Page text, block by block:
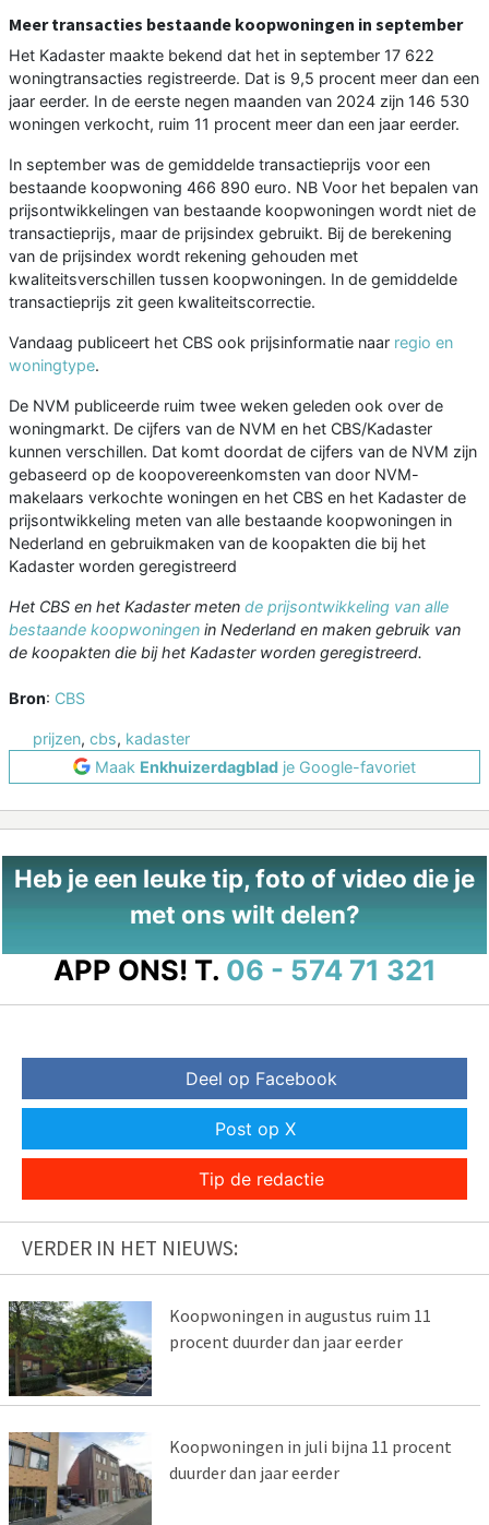
Meer transacties bestaande koopwoningen in september
Het Kadaster maakte bekend dat het in september 17 622
woningtransacties registreerde. Dat is 9,5 procent meer dan een
jaar eerder. In de eerste negen maanden van 2024 zijn 146 530
woningen verkocht, ruim 11 procent meer dan een jaar eerder.
In september was de gemiddelde transactieprijs voor een
bestaande koopwoning 466 890 euro. NB Voor het bepalen van
prijsontwikkelingen van bestaande koopwoningen wordt niet de
transactieprijs, maar de prijsindex gebruikt. Bij de berekening
van de prijsindex wordt rekening gehouden met
kwaliteitsverschillen tussen koopwoningen. In de gemiddelde
transactieprijs zit geen kwaliteitscorrectie.
Vandaag publiceert het CBS ook prijsinformatie naar regio en
woningtype.
De NVM publiceerde ruim twee weken geleden ook over de
woningmarkt. De cijfers van de NVM en het CBS/Kadaster
kunnen verschillen. Dat komt doordat de cijfers van de NVM zijn
gebaseerd op de koopovereenkomsten van door NVM-
makelaars verkochte woningen en het CBS en het Kadaster de
prijsontwikkeling meten van alle bestaande koopwoningen in
Nederland en gebruikmaken van de koopakten die bij het
Kadaster worden geregistreerd
Het CBS en het Kadaster meten de prijsontwikkeling van alle
bestaande koopwoningen in Nederland en maken gebruik van
de koopakten die bij het Kadaster worden geregistreerd.
Bron: CBS
prijzen, cbs, kadaster
Maak Enkhuizerdagblad je Google-favoriet
Heb je een leuke tip, foto of video die je
met ons wilt delen?
APP ONS! T. 06 - 574 71 321
Deel op Facebook
Post op X
Tip de redactie
VERDER IN HET NIEUWS:
Koopwoningen in augustus ruim 11
procent duurder dan jaar eerder
Koopwoningen in juli bijna 11 procent
duurder dan jaar eerder